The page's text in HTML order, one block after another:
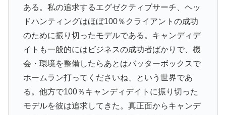
ある。私の追求するエグゼクティブサーチ、ヘッ
ドハンティングはほぼ100％クライアントの成功
のために振り切ったモデルである。キャンディデ
イトも一般的にはビジネスの成功者ばかりで、機
会・環境を整備したらあとはバッターボックスで
ホームラン打ってくださいね、という世界であ
る。他方で100％キャンディデイトに振り切った
モデルを彼は追求してきた。真正面からキャンデ